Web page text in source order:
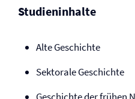
Studieninhalte
Alte Geschichte
Sektorale Geschichte